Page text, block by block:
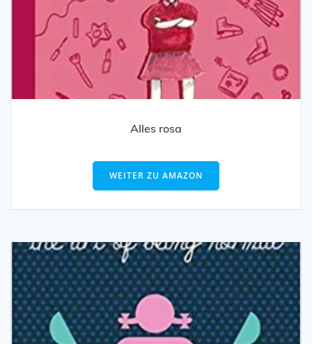
Alles rosa
WEITER ZU AMAZON